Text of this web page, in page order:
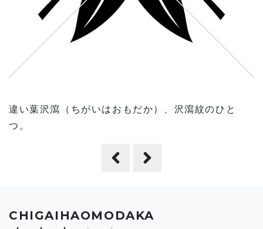
CHIGAIHAOMODAKA
違い葉沢瀉（ちがいはおもだか）、沢瀉紋のひと
つ。